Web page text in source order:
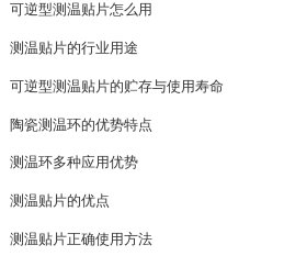
可逆型测温贴片怎么用
测温贴片的行业用途
可逆型测温贴片的贮存与使用寿命
陶瓷测温环的优势特点
测温环多种应用优势
测温贴片的优点
测温贴片正确使用方法